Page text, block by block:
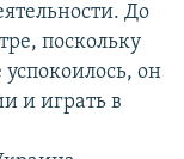
До
поскольку
успокоилось, он
и играть в